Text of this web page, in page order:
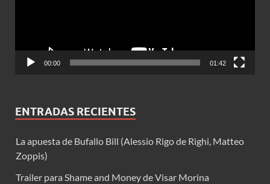
00:00 01:42
ENTRADAS RECIENTES
La apuesta de Bufallo Bill (Alessio Rigo de Righi, Matteo
Zoppis)
Trailer para Shame and Money de Visar Morina